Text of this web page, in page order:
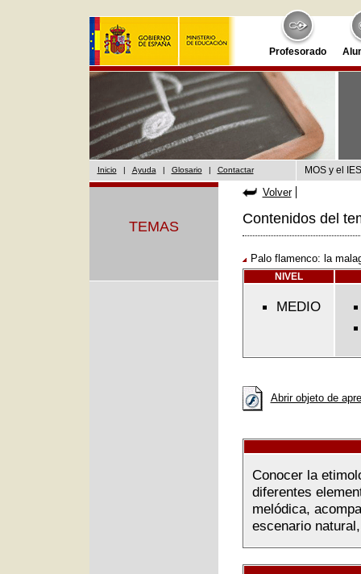
Profesorado
Inicio | Ayuda | Glosario | Contactar MOS y el
TEMAS
Volver
Contenidos del
Palo flamenco: la
NIVEL
MEDIO
Abrir objeto de
Conocer la
diferentes
melódica,
escenario